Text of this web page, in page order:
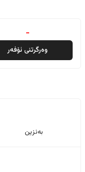
-
وەرگرتنی ئۆفەر
بەنزین